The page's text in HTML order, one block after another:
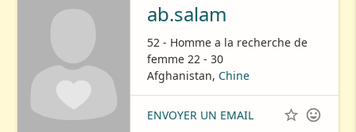
ab.salam
52 - Homme a la recherche de
femme 22 - 30
Afghanistan, Chine
ENVOYER UN EMAIL  